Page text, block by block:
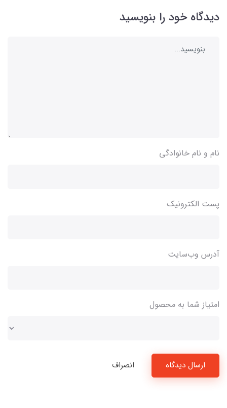
دیدگاه خود را بنویسید
نام و نام خانوادگی
پست الکترونیک
آدرس وب‌سایت
امتیاز شما به محصول
ارسال دیدگاه انصراف